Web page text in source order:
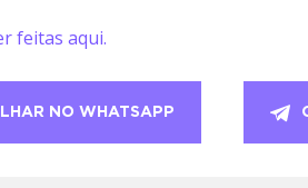
feitas aqui.
NO WHATSAPP